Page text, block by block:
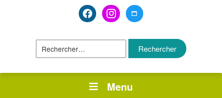
facebook2instagrammaximize
Rechercher :
Menu